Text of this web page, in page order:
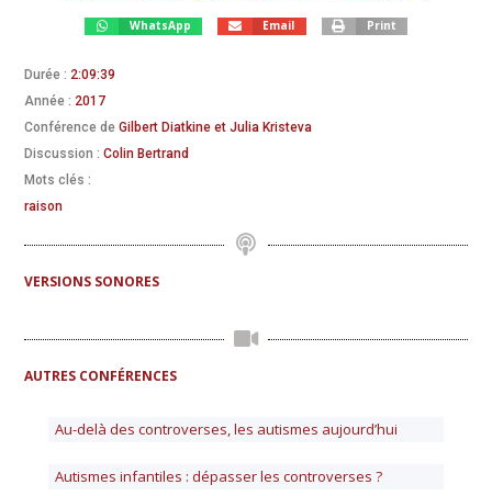
WhatsApp Email Print
Durée : 2:09:39
Année : 2017
Conférence de Gilbert Diatkine et Julia Kristeva
Discussion : Colin Bertrand
Mots clés :
raison
VERSIONS SONORES
AUTRES CONFÉRENCES
Au-delà des controverses, les autismes aujourd’hui
Autismes infantiles : dépasser les controverses ?